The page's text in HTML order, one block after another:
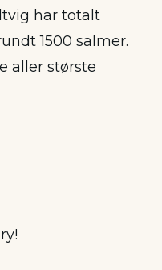
har totalt
1500 salmer.
aller største